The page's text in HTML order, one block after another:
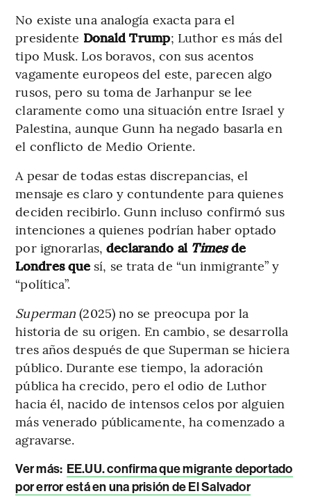
No existe una analogía exacta para el
presidente Donald Trump; Luthor es más del
tipo Musk. Los boravos, con sus acentos
vagamente europeos del este, parecen algo
rusos, pero su toma de Jarhanpur se lee
claramente como una situación entre Israel y
Palestina, aunque Gunn ha negado basarla en
el conflicto de Medio Oriente.
A pesar de todas estas discrepancias, el
mensaje es claro y contundente para quienes
deciden recibirlo. Gunn incluso confirmó sus
intenciones a quienes podrían haber optado
por ignorarlas, declarando al Timesde
Londres que sí, se trata de “un inmigrante” y
“política”.
Superman (2025) no se preocupa por la
historia de su origen. En cambio, se desarrolla
tres años después de que Superman se hiciera
público. Durante ese tiempo, la adoración
pública ha crecido, pero el odio de Luthor
hacia él, nacido de intensos celos por alguien
más venerado públicamente, ha comenzado a
agravarse.
Ver más: EE.UU. confirma que migrante deportado
por error está en una prisión de El Salvador